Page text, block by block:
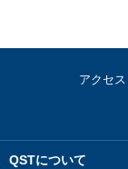
アクセス
QSTについて